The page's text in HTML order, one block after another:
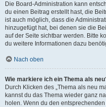
Die Board-Administration kann
du einen Beitrag erstellt hast, die
ist auch möglich, dass die
hinzugefügt hat, bei denen sie die
auf der Seite sichtbar werden. Bitte
du weitere Informationen dazu
Nach oben
Wie markiere ich ein Thema als
Durch Klicken des „Thema als neu
kannst du das Thema wieder ganz
holen. Wenn du den